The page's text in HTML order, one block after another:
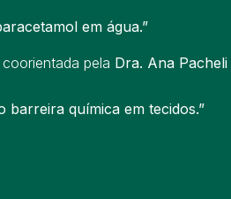
em água.”
coorientada pela Dra. Ana Pacheli
barreira química em tecidos.”